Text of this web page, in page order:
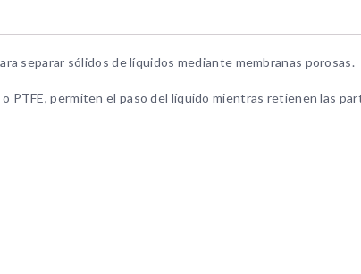
separar sólidos de líquidos mediante membranas porosas.
PTFE, permiten el paso del líquido mientras retienen las